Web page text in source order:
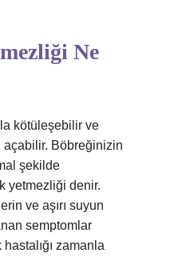
Ne
kötüleşebilir ve
Böbreğinizin
şekilde
yetmezliği denir.
ve aşırı suyun
semptomlar
zamanla